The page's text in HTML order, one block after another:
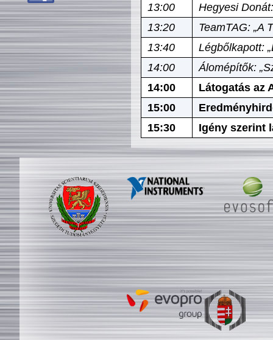
13:00
Hegyesi
13:20
TeamTAG: „A
13:40
Légbőlkapott:
14:00
Álomépítők:
14:00
Látogatás az
15:00
15:30
Igény szerint